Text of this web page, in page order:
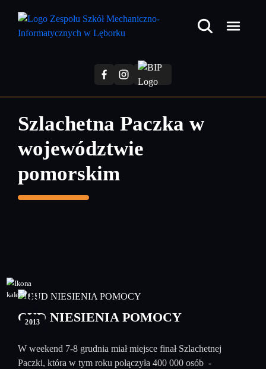
treści
Szlachetna Paczka w
województwie
pomorskim
09
2013
CUD NIESIENIA POMOCY
W weekend 7-8 grudnia miał miejsce finał Szlachetnej
Paczki, która w tym roku połączyła 400 000 osób -